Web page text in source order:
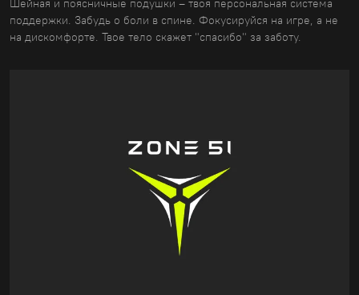
Шейная и поясничные подушки – твоя персональная система
поддержки. Забудь о боли в спине. Фокусируйся на игре, а не
на дискомфорте. Твое тело скажет "спасибо" за заботу.